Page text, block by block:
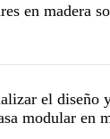
en madera
el diseño
modular en